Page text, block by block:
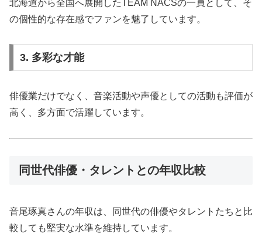
北海道から全国へ展開したTEAM NACSの一員として、そ
の個性的な存在感でファンを魅了しています。
3. 多彩な才能
俳優業だけでなく、音楽活動や声優としての活動も評価が
高く、多方面で活躍しています。
同世代俳優・タレントとの年収比較
音尾琢真さんの年収は、同世代の俳優やタレントたちと比
較しても堅実な水準を維持しています。